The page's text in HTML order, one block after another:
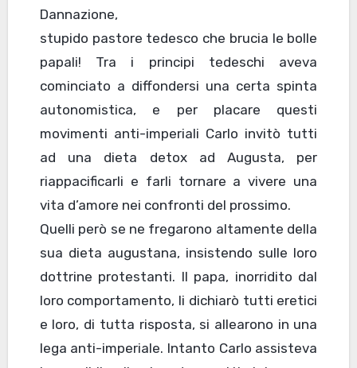
Dannazione,
stupido pastore tedesco che brucia le bolle
papali! Tra i principi tedeschi aveva
cominciato a diffondersi una certa spinta
autonomistica, e per placare questi
movimenti anti-imperiali Carlo invitò tutti
ad una dieta detox ad Augusta, per
riappacificarli e farli tornare a vivere una
vita d’amore nei confronti del prossimo.
Quelli però se ne fregarono altamente della
sua dieta augustana, insistendo sulle loro
dottrine protestanti. Il papa, inorridito dal
loro comportamento, li dichiarò tutti eretici
e loro, di tutta risposta, si allearono in una
lega anti-imperiale. Intanto Carlo assisteva